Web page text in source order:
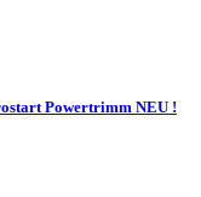
Powertrimm NEU !